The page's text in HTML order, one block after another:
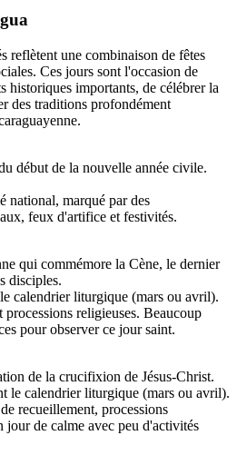
reflètent une combinaison de fêtes
Ces jours sont l'occasion de
historiques importants, de célébrer la
des traditions profondément
début de la nouvelle année civile.
national, marqué par des
feux d'artifice et festivités.
qui commémore la Cène, le dernier
disciples.
calendrier liturgique (mars ou avril).
processions religieuses. Beaucoup
pour observer ce jour saint.
de la crucifixion de Jésus-Christ.
le calendrier liturgique (mars ou avril).
recueillement, processions
jour de calme avec peu d'activités